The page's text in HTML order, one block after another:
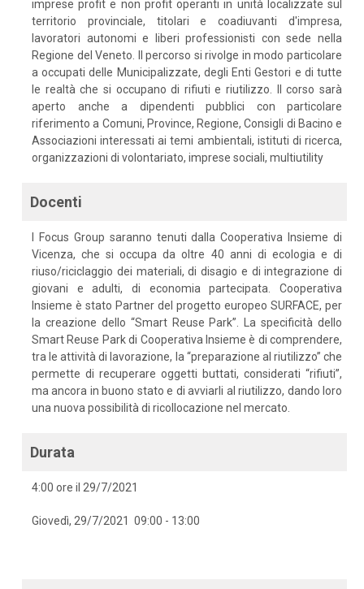
imprese profit e non profit operanti in unità localizzate sul
territorio provinciale, titolari e coadiuvanti d'impresa,
lavoratori autonomi e liberi professionisti con sede nella
Regione del Veneto. Il percorso si rivolge in modo particolare
a occupati delle Municipalizzate, degli Enti Gestori e di tutte
le realtà che si occupano di rifiuti e riutilizzo. Il corso sarà
aperto anche a dipendenti pubblici con particolare
riferimento a Comuni, Province, Regione, Consigli di Bacino e
Associazioni interessati ai temi ambientali, istituti di ricerca,
organizzazioni di volontariato, imprese sociali, multiutility
Docenti
I Focus Group saranno tenuti dalla Cooperativa Insieme di
Vicenza, che si occupa da oltre 40 anni di ecologia e di
riuso/riciclaggio dei materiali, di disagio e di integrazione di
giovani e adulti, di economia partecipata. Cooperativa
Insieme è stato Partner del progetto europeo SURFACE, per
la creazione dello “Smart Reuse Park”. La specificità dello
Smart Reuse Park di Cooperativa Insieme è di comprendere,
tra le attività di lavorazione, la “preparazione al riutilizzo” che
permette di recuperare oggetti buttati, considerati “rifiuti”,
ma ancora in buono stato e di avviarli al riutilizzo, dando loro
una nuova possibilità di ricollocazione nel mercato.
Durata
4:00 ore il 29/7/2021
Giovedì, 29/7/2021 09:00 - 13:00